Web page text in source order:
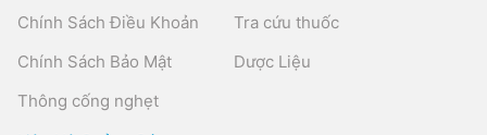
Chính Sách Điều Khoản
Chính Sách Bảo Mật
Thông cống nghẹt
Tra cứu thuốc
Dược Liệu